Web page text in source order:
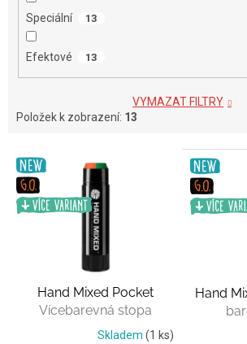
Speciální 13
Efektové 13
VYMAZAT FILTRY
Položek k zobrazení: 13
V
p
Hand Mixed Pocket
Vícebarevná stopa
Skladem (1 ks)
Hand